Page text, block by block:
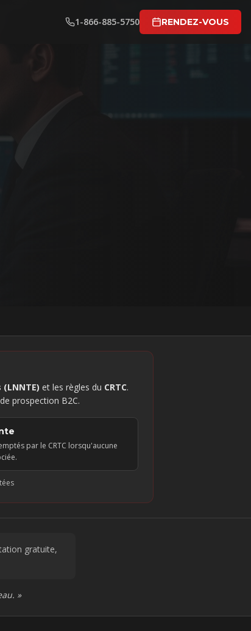
1-866-885-5750 RENDEZ-VOUS
et les règles du CRTC.
prospection B2C.
par le CRTC lorsqu'aucune
gratuite,
»